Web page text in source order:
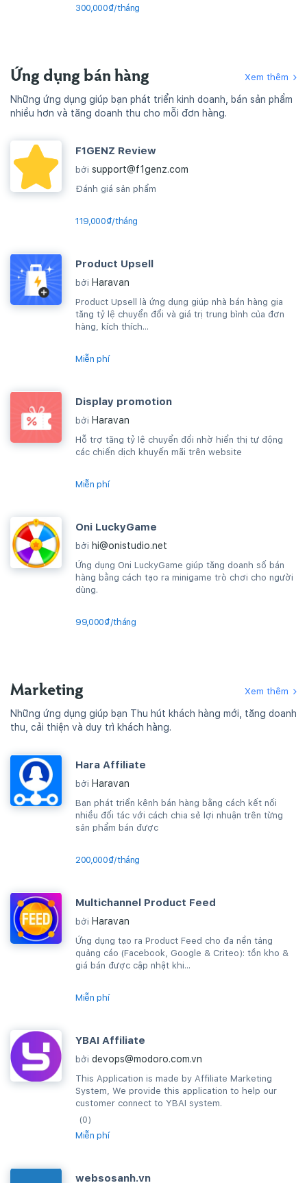
300,000₫/tháng
Ứng dụng bán hàng Xem thêm
Những ứng dụng giúp bạn phát triển kinh doanh, bán sản phẩm
nhiều hơn và tăng doanh thu cho mỗi đơn hàng.
F1GENZ Review
bởi support@f1genz.com
Đánh giá sản phẩm
119,000₫/tháng
Product Upsell
bởi Haravan
Product Upsell là ứng dụng giúp nhà bán hàng gia
tăng tỷ lệ chuyển đổi và giá trị trung bình của đơn
hàng, kích thích...
Miễn phí
Display promotion
bởi Haravan
Hỗ trợ tăng tỷ lệ chuyển đổi nhờ hiển thị tự động
các chiến dịch khuyến mãi trên website
Miễn phí
Oni LuckyGame
bởi hi@onistudio.net
Ứng dụng Oni LuckyGame giúp tăng doanh số bán
hàng bằng cách tạo ra minigame trò chơi cho người
dùng.
99,000₫/tháng
Marketing Xem thêm
Những ứng dụng giúp bạn Thu hút khách hàng mới, tăng doanh
thu, cải thiện và duy trì khách hàng.
Hara Affiliate
bởi Haravan
Bạn phát triển kênh bán hàng bằng cách kết nối
nhiều đối tác với cách chia sẻ lợi nhuận trên từng
sản phẩm bán được
200,000₫/tháng
Multichannel Product Feed
bởi Haravan
Ứng dụng tạo ra Product Feed cho đa nền tảng
quảng cáo (Facebook, Google & Criteo): tồn kho &
giá bán được cập nhật khi...
Miễn phí
YBAI Affiliate
bởi devops@modoro.com.vn
This Application is made by Affiliate Marketing
System, We provide this application to help our
customer connect to YBAI system.
(0)
Miễn phí
websosanh.vn